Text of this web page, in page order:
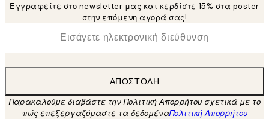
Εγγραφείτε στο newsletter μας και κερδίστε 15% στα poster
στην επόμενη αγορά σας!
Ηλεκτρονική Διεύθυνση
ΑΠΟΣΤΟΛΉ
Παρακαλούμε διαβάστε την Πολιτική Απορρήτου σχετικά με το
πώς επεξεργαζόμαστε τα δεδομέναΠολιτική Απορρήτου